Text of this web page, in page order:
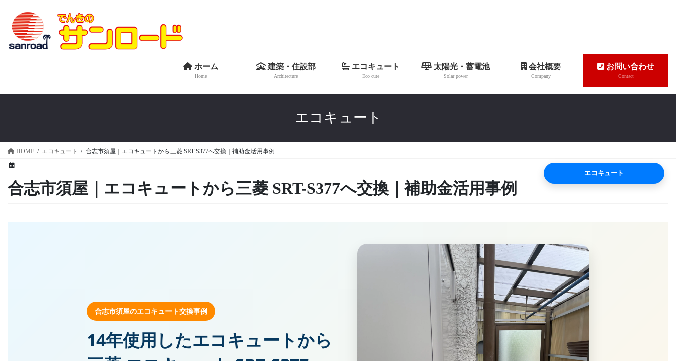
ホーム
Home
建築・住設部
Architecture
エコキュート
Eco cute
太陽光・蓄電池
Solar power
会社概要
Company
お問い合わせ
Contact
エコキュート
HOME エコキュート 合志市須屋｜エコキュートから三菱 SRT-S377へ交換｜補助金活用事例
エコキュート
合志市須屋｜エコキュートから三菱 SRT-S377へ交換｜補助金活用事例
合志市須屋のエコキュート交換事例
14年使用したエコキュートから